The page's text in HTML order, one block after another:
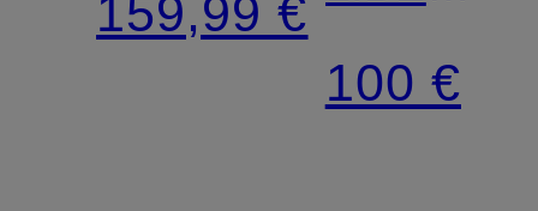
MEDLEY
159,99 €
LONDON
100 €